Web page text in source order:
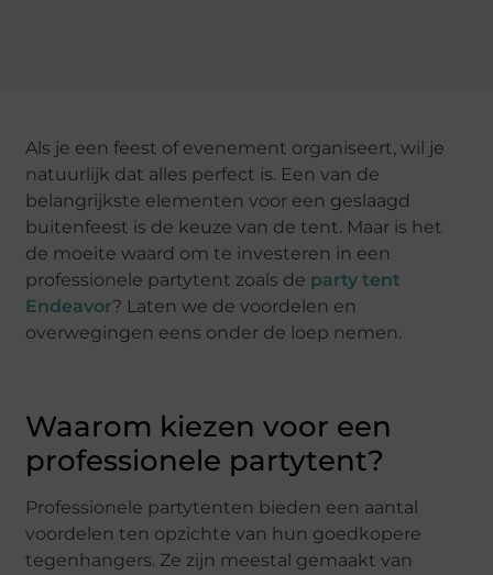
Als je een feest of evenement organiseert, wil je
natuurlijk dat alles perfect is. Een van de
belangrijkste elementen voor een geslaagd
buitenfeest is de keuze van de tent. Maar is het
de moeite waard om te investeren in een
professionele partytent zoals de party tent
Endeavor? Laten we de voordelen en
overwegingen eens onder de loep nemen.
Waarom kiezen voor een
professionele partytent?
Professionele partytenten bieden een aantal
voordelen ten opzichte van hun goedkopere
tegenhangers. Ze zijn meestal gemaakt van